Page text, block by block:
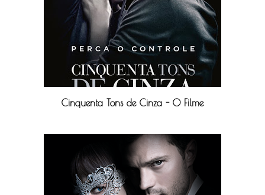
Cinquenta Tons de Cinza - O Filme